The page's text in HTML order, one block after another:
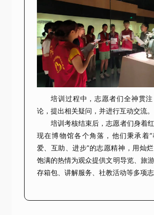
培训过程中，志愿者们全神贯
论，提出相关疑问，并进行互动交流。
培训考核结束后，志愿者们身着
现在博物馆各个角落，他们秉承着
爱、互助、进步”的志愿精神，用灿烂
饱满的热情为观众提供文明导览、旅
存箱包、讲解服务、社教活动等多项志